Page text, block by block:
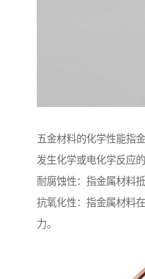
五金材料的化学性能指
发生化学或电化学反应的
耐腐蚀性：指金属材料
抗氧化性：指金属材料
力。